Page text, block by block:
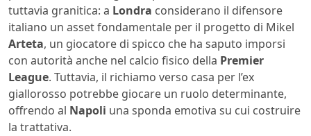
tuttavia granitica: a Londra considerano il difensore
italiano un asset fondamentale per il progetto di Mikel
Arteta, un giocatore di spicco che ha saputo imporsi
con autorità anche nel calcio fisico della Premier
League. Tuttavia, il richiamo verso casa per l’ex
giallorosso potrebbe giocare un ruolo determinante,
offrendo al Napoli una sponda emotiva su cui costruire
la trattativa.